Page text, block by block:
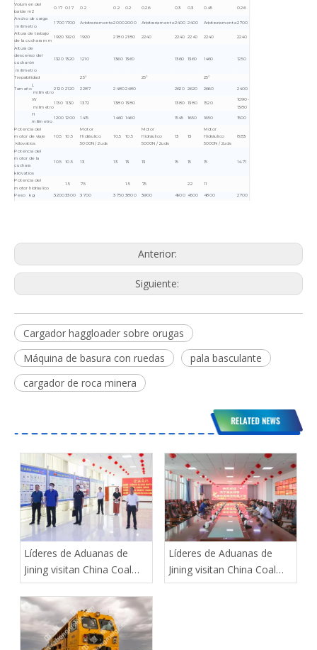
Volumen del
balde m2
0.17 0.17 0.2 0.2 0.2 0.26 0.3 0.3 0.45
0.26
Ancho de carga
milímetro
17001700 Arbitrariamente20002000 Arbitrariamente2400 2400 Arbitrariamente2700
Altura de trabajo
de la cuchara mm
1920 1920 1920 2180 2180 2240 2240 2240 2240
2240
Altura de
descenso del
cucharón
milímetro
1320 1320 1210 1360 1360 1360 1360 1460 1250
Trepabilidad 25° 25°
25°
Tamaño
L
milímetro
2120 2120 2287 24802480 2620 2620 2660
2400
W
milímetro
1130 1130 1372 1380 1380 1380 1380 1520
1090-
1380
H
milímetro
1200 1200 1415 1460 1460 1545 1650 1650 1500
Potencia del
motor de viaje
kilovatios
10.5 10.5
Motor
Hidráulico
5000N/ 2uds
10.5 10.5
Motor
Hidráulico
5000N/ 2uds
13 13
Motor
Hidráulico
5000N/ 2uds
8.83
Potencia del
motor de la
cuchara
kilovatios
10.5 10.5 13 13 13 13 15 15 15 14.71
Potencia del
motor hidráulico
1.5 7.5 1.5 7.5 2.2
11
Peso kg
32003300 3700 3750 3800 3900 4500 4500 4800
2700
Z- Cargador de rocas; W-No hay cuerda enredada; YK-mando a distancia; Tipo L-Crawler; Cargador de
Anterior:
Siguiente:
Cargador haggloader sobre orugas
Máquina de basura con ruedas
pala basculante
cargador de roca minera
Líderes de Aduanas de
Jining visitan China Coal
Group para guiar el trabajo
Líderes de Aduanas de
Jining visitan China Coal
Group para guiar el trabajo